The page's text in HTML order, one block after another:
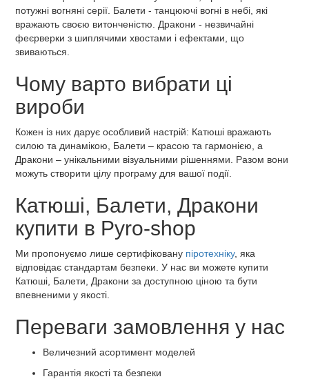
потужні вогняні серії. Балети - танцюючі вогні в небі, які
вражають своєю витонченістю. Дракони - незвичайні
феєрверки з шиплячими хвостами і ефектами, що
звиваються.
Чому варто вибрати ці
вироби
Кожен із них дарує особливий настрій: Катюші вражають
силою та динамікою, Балети – красою та гармонією, а
Дракони – унікальними візуальними рішеннями. Разом вони
можуть створити цілу програму для вашої події.
Катюші, Балети, Дракони
купити в Pyro-shop
Ми пропонуємо лише сертифіковану піротехніку, яка
відповідає стандартам безпеки. У нас ви можете купити
Катюші, Балети, Дракони за доступною ціною та бути
впевненими у якості.
Переваги замовлення у нас
Величезний асортимент моделей
Гарантія якості та безпеки